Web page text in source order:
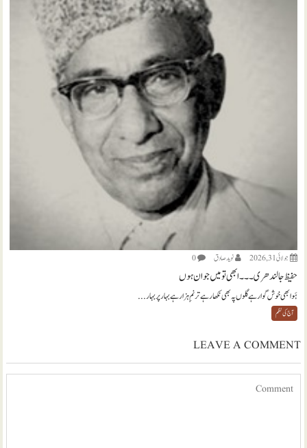
جولائی 31, 2026 نويد صادق 0
حفیظ جالندھری ۔۔۔ ابھی تو میں جوان ہوں
ہَوا بھی خوش گوار ہے گلوں پہ بھی نکھار ہے ترنمِ ہزار ہے بہار پر بہار...
آج کی نظم
LEAVE A COMMENT